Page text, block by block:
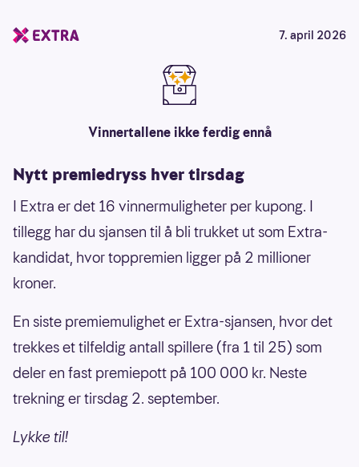
7. april 2026
Vinnertallene ikke ferdig ennå
Nytt premiedryss hver tirsdag
I Extra er det 16 vinnermuligheter per kupong. I
tillegg har du sjansen til å bli trukket ut som Extra-
kandidat, hvor toppremien ligger på 2 millioner
kroner.
En siste premiemulighet er Extra-sjansen, hvor det
trekkes et tilfeldig antall spillere (fra 1 til 25) som
deler en fast premiepott på 100 000 kr. Neste
trekning er tirsdag 2. september.
Lykke til!